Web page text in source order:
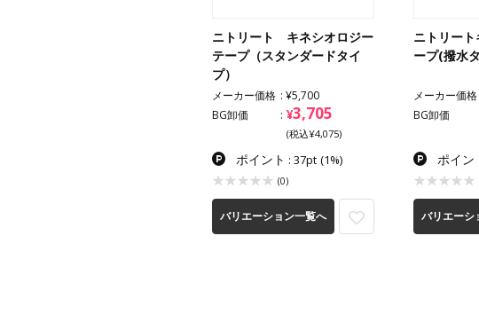
ニトリート キネシオロジー
テープ（スタンダードタイ
プ）
メーカー価格
¥5,700
BG卸価
¥3,705
(税込¥4,075)
ポイント : 37pt (1%)
(0)
バリエーション一覧へ
ニトリー
ープ(撥水
メーカー価格
BG卸価
ポイン
バリエーシ